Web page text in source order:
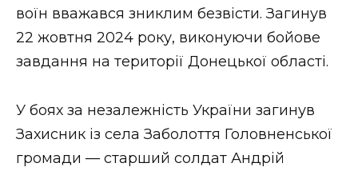
воїн вважався зниклим безвісти. Загинув
22 жовтня 2024 року, виконуючи бойове
завдання на території Донецької області.
У боях за незалежність України загинув
Захисник із села Заболоття Головненської
громади — старший солдат Андрій